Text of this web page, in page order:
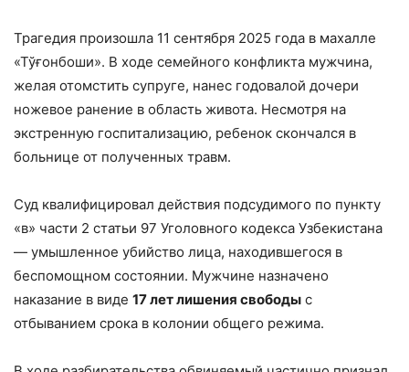
Трагедия произошла 11 сентября 2025 года в махалле
«Тўғонбоши». В ходе семейного конфликта мужчина,
желая отомстить супруге, нанес годовалой дочери
ножевое ранение в область живота. Несмотря на
экстренную госпитализацию, ребенок скончался в
больнице от полученных травм.
Суд квалифицировал действия подсудимого по пункту
«в» части 2 статьи 97 Уголовного кодекса Узбекистана
— умышленное убийство лица, находившегося в
беспомощном состоянии. Мужчине назначено
наказание в виде 17 лет лишения свободы с
отбыванием срока в колонии общего режима.